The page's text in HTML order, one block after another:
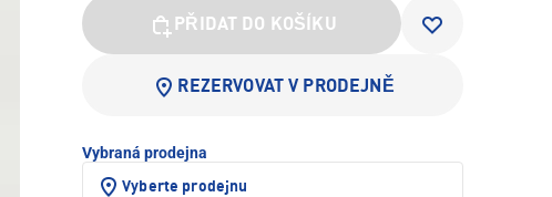
PŘIDAT DO KOŠÍKU
REZERVOVAT V PRODEJNĚ
Vybraná prodejna
Vyberte prodejnu